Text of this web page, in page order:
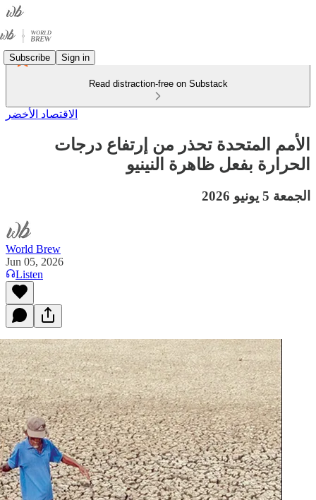
Subscribe Sign in
Read distraction-free on Substack
الاقتصاد الأخضر
الأمم المتحدة تحذر من إرتفاع درجات
الحرارة بفعل ظاهرة النينيو
الجمعة 5 يونيو 2026
World Brew
Jun 05, 2026
Listen